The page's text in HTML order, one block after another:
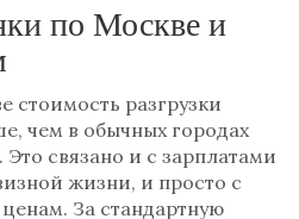
по Москве и
стоимость разгрузки
чем в обычных городах
связано и с зарплатами
жизни, и просто с
За стандартную